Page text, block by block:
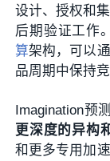
设计、授权和
后期验证工作
算架构，可以
品周期中保持竞
Imagination预测
更深度的异构
和更多专用加